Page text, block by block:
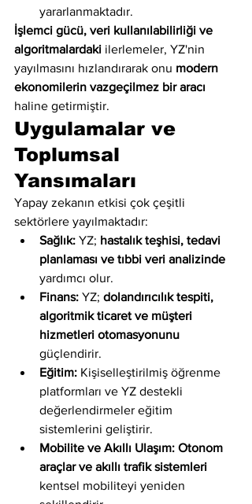
yararlanmaktadır.
İşlemci gücü, veri kullanılabilirliği ve
algoritmalardaki ilerlemeler, YZ'nin
yayılmasını hızlandırarak onu modern
ekonomilerin vazgeçilmez bir aracı
haline getirmiştir.
Uygulamalar ve
Toplumsal
Yansımaları
Yapay zekanın etkisi çok çeşitli
sektörlere yayılmaktadır:
Sağlık: YZ; hastalık teşhisi, tedavi
planlaması ve tıbbi veri analizinde
yardımcı olur.
Finans: YZ; dolandırıcılık tespiti,
algoritmik ticaret ve müşteri
hizmetleri otomasyonunu
güçlendirir.
Eğitim: Kişiselleştirilmiş öğrenme
platformları ve YZ destekli
değerlendirmeler eğitim
sistemlerini geliştirir.
Mobilite ve Akıllı Ulaşım: Otonom
araçlar ve akıllı trafik sistemleri
kentsel mobiliteyi yeniden